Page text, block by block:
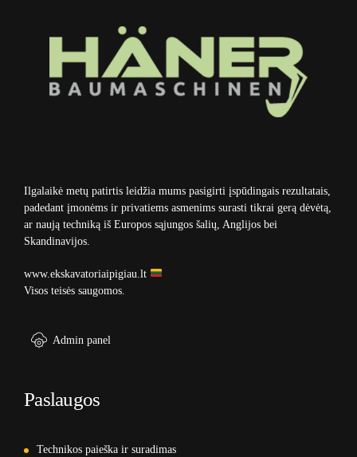
Ilgalaikė metų patirtis leidžia mums pasigirti įspūdingais rezultatais,
padedant įmonėms ir privatiems asmenims surasti tikrai gerą dėvėtą,
ar naują techniką iš Europos sąjungos šalių, Anglijos bei
Skandinavijos.
www.ekskavatoriaipigiau.lt
Visos teisės saugomos.
Admin panel
Paslaugos
Technikos paieška ir suradimas